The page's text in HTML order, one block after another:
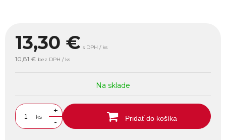
13,30 € s DPH / ks
10,81 € bez DPH / ks
Na sklade
ks
+
-
Pridať do košíka